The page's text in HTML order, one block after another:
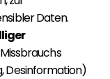
Daten.
Desinformation)